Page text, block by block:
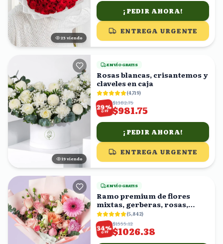
24 viendo
¡PEDIR AHORA!
ENTREGA URGENTE
19 viendo
ENVÍO GRATIS
Rosas blancas, crisantemos y
claveles en caja
(4,719)
29%
OFF
$1382.75
$981.75
¡PEDIR AHORA!
ENTREGA URGENTE
ENVÍO GRATIS
Ramo premium de flores
mixtas, gerberas, rosas,
claveles(5,842)
34%
OFF
$1555.12
$1026.38